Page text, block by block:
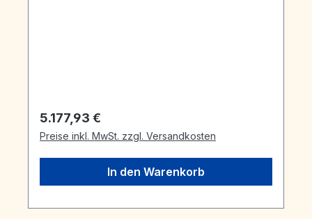
Regulärer Preis:
5.177,93 €
Preise inkl. MwSt. zzgl. Versandkosten
In den Warenkorb